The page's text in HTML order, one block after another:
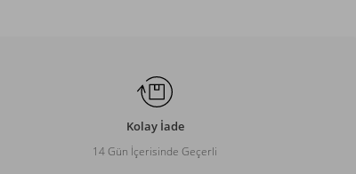
Kolay İade
14 Gün İçerisinde Geçerli